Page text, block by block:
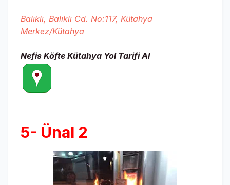
Balıklı, Balıklı Cd. No:117, Kütahya
Merkez/Kütahya
Nefis Köfte Kütahya Yol Tarifi Al
5- Ünal 2